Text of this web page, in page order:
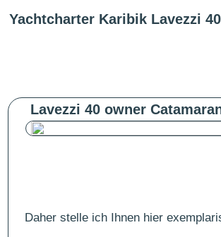
Yachtcharter Karibik Lavezzi
Lavezzi 40 owner
Daher stelle ich Ihnen hier